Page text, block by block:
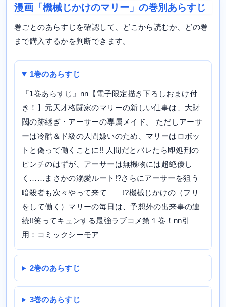
漫画「機械じかけのマリー」の巻別あらすじ
巻ごとのあらすじを確認して、どこから読むか、どの巻
まで購入するかを判断できます。
1巻のあらすじ
『1巻あらすじ』nn【電子限定描き下ろしおまけ付
き！】元天才格闘家のマリーの新しい仕事は、大財
閥の跡継ぎ・アーサーの専属メイド。 ただしアーサ
ーは冷酷＆ド級の人間嫌いのため、マリーはロボッ
トと偽って働くことに!! 人間だとバレたら即処刑の
ピンチのはずが、アーサーは無機物には超絶優し
く……まさかの溺愛ルート!?さらにアーサーを狙う
暗殺者も次々やって来て――!?機械じかけの（フリ
をして働く）マリーの毎日は、予想外の出来事の連
続!!笑ってキュンする最強ラブコメ第１巻！nn引
用：コミックシーモア
2巻のあらすじ
3巻のあらすじ